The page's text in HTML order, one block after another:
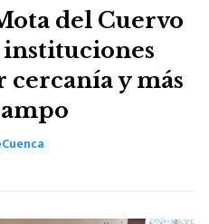
del Cuervo
instituciones
cercanía y más